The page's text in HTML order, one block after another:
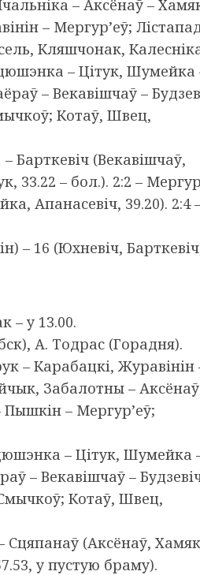
– Аксёнаў –
– Мергур’еў;
Кляшчонак,
– Цітук, Шумейка
– Векавішчаў –
Котаў, Швец,
Барткевіч (Векавішчаў,
33.22 – бол.). 2:2 –
Апанасевіч, 39.20). 2:4
– 16 (Юхневіч,
– у 13.00.
А. Тодрас (Горадня).
– Карабацкі, Журавінін
Забалотны –
Пышкін – Мергур’еў;
– Цітук, Шумейка
– Векавішчаў –
Котаў, Швец,
Сцяпанаў (Аксёнаў,
у пустую браму).